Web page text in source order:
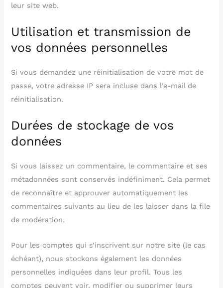
leur site web.
Utilisation et transmission de
vos données personnelles
Si vous demandez une réinitialisation de votre mot de
passe, votre adresse IP sera incluse dans l’e-mail de
réinitialisation.
Durées de stockage de vos
données
Si vous laissez un commentaire, le commentaire et ses
métadonnées sont conservés indéfiniment. Cela permet
de reconnaître et approuver automatiquement les
commentaires suivants au lieu de les laisser dans la file
de modération.
Pour les comptes qui s’inscrivent sur notre site (le cas
échéant), nous stockons également les données
personnelles indiquées dans leur profil. Tous les
comptes peuvent voir, modifier ou supprimer leurs